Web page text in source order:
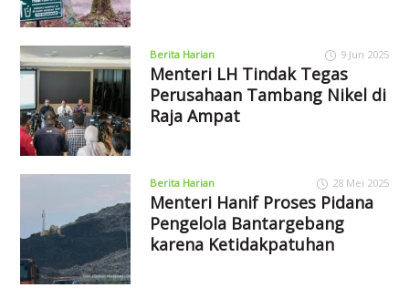
Berita Harian 9 Jun 2025
Menteri LH Tindak Tegas
Perusahaan Tambang Nikel di
Raja Ampat
Berita Harian 28 Mei 2025
Menteri Hanif Proses Pidana
Pengelola Bantargebang
karena Ketidakpatuhan